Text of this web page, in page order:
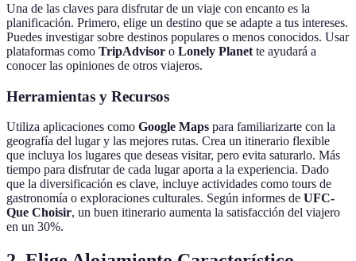
Una de las claves para disfrutar de un viaje con encanto es la
planificación. Primero, elige un destino que se adapte a tus intereses.
Puedes investigar sobre destinos populares o menos conocidos. Usar
plataformas como TripAdvisor o Lonely Planet te ayudará a
conocer las opiniones de otros viajeros.
Herramientas y Recursos
Utiliza aplicaciones como Google Maps para familiarizarte con la
geografía del lugar y las mejores rutas. Crea un itinerario flexible
que incluya los lugares que deseas visitar, pero evita saturarlo. Más
tiempo para disfrutar de cada lugar aporta a la experiencia. Dado
que la diversificación es clave, incluye actividades como tours de
gastronomía o exploraciones culturales. Según informes de UFC-
Que Choisir, un buen itinerario aumenta la satisfacción del viajero
en un 30%.